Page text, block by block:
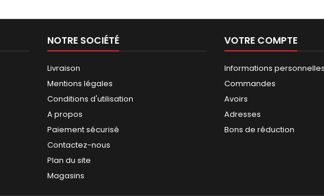
NOTRE SOCIÉTÉ
Livraison
Mentions légales
Conditions d'utilisation
A propos
Paiement sécurisé
Contactez-nous
Plan du site
Magasins
VOTRE COMPTE
Informations personnelles
Commandes
Avoirs
Adresses
Bons de réduction